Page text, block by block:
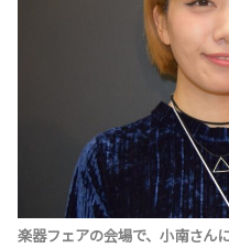
楽器フェアの会場で、小南さん